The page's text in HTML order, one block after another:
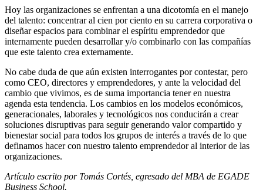
Hoy las organizaciones se enfrentan a una dicotomía en el manejo
del talento: concentrar al cien por ciento en su carrera corporativa o
diseñar espacios para combinar el espíritu emprendedor que
internamente pueden desarrollar y/o combinarlo con las compañías
que este talento crea externamente.
No cabe duda de que aún existen interrogantes por contestar, pero
como CEO, directores y emprendedores, y ante la velocidad del
cambio que vivimos, es de suma importancia tener en nuestra
agenda esta tendencia. Los cambios en los modelos económicos,
generacionales, laborales y tecnológicos nos conducirán a crear
soluciones disruptivas para seguir generando valor compartido y
bienestar social para todos los grupos de interés a través de lo que
definamos hacer con nuestro talento emprendedor al interior de las
organizaciones.
Artículo escrito por Tomás Cortés, egresado del MBA de EGADE
Business School.